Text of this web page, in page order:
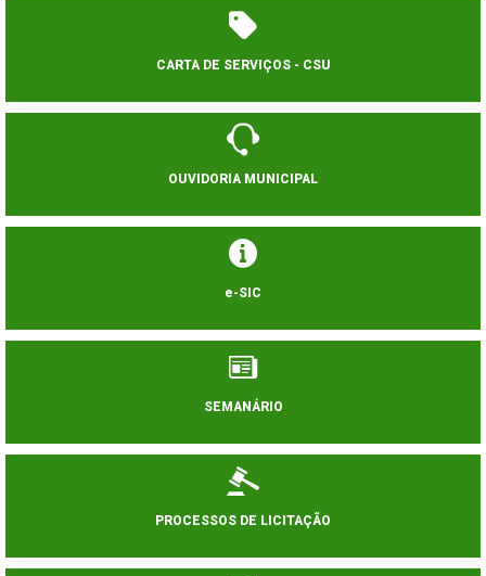
CARTA DE SERVIÇOS - CSU
OUVIDORIA MUNICIPAL
e-SIC
SEMANÁRIO
PROCESSOS DE LICITAÇÃO